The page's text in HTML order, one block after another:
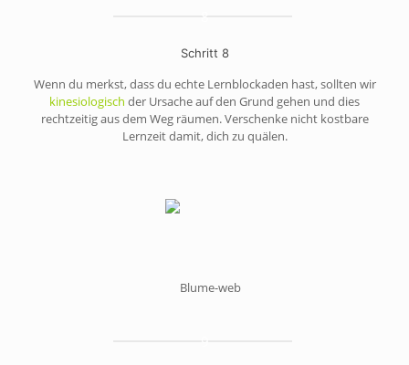
Schritt 8
Wenn du merkst, dass du echte Lernblockaden hast, sollten wir
kinesiologisch der Ursache auf den Grund gehen und dies
rechtzeitig aus dem Weg räumen. Verschenke nicht kostbare
Lernzeit damit, dich zu quälen.